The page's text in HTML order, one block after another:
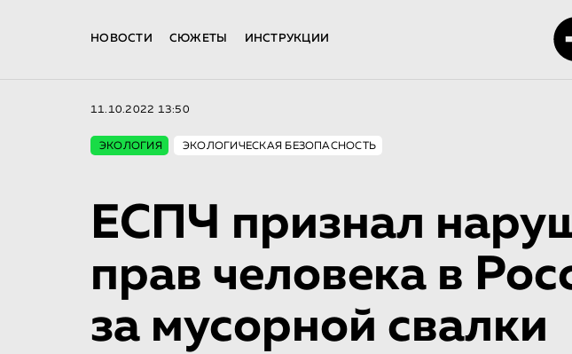
НОВОСТИ СЮЖЕТЫ ИНСТРУКЦИИ
11.10.2022 13:50
ЭКОЛОГИЯ ЭКОЛОГИЧЕСКАЯ БЕЗОПАСНОСТЬ
ЕСПЧ признал
прав человека в
за мусорной свалки